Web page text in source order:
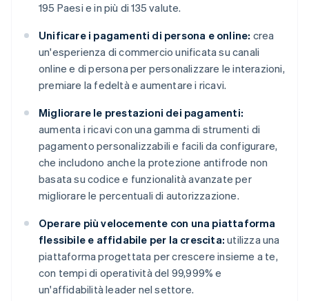
195 Paesi e in più di 135 valute.
Unificare i pagamenti di persona e online: crea
un'esperienza di commercio unificata su canali
online e di persona per personalizzare le interazioni,
premiare la fedeltà e aumentare i ricavi.
Migliorare le prestazioni dei pagamenti:
aumenta i ricavi con una gamma di strumenti di
pagamento personalizzabili e facili da configurare,
che includono anche la protezione antifrode non
basata su codice e funzionalità avanzate per
migliorare le percentuali di autorizzazione.
Operare più velocemente con una piattaforma
flessibile e affidabile per la crescita: utilizza una
piattaforma progettata per crescere insieme a te,
con tempi di operatività del 99,999% e
un'affidabilità leader nel settore.